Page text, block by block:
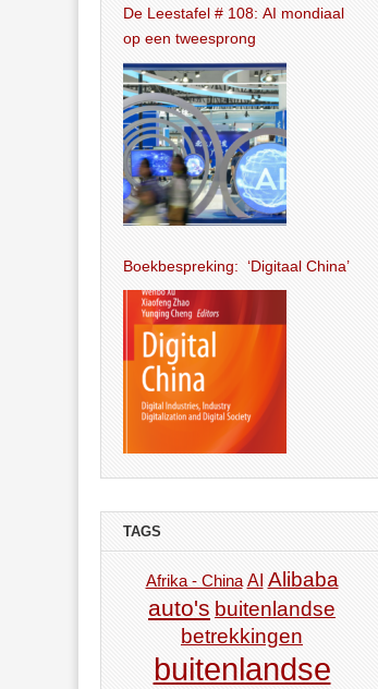
De Leestafel # 108: AI mondiaal
op een tweesprong
Boekbespreking: ‘Digitaal China’
TAGS
Afrika - China AI Alibaba
auto's buitenlandse
betrekkingen
buitenlandse